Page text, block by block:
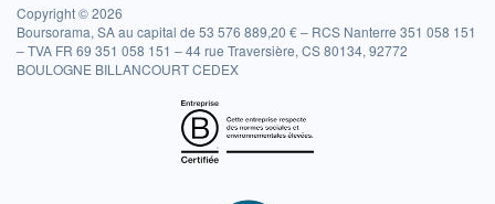
Copyright © 2026
Boursorama, SA au capital de 53 576 889,20 € – RCS Nanterre 351 058 151
– TVA FR 69 351 058 151 – 44 rue Traversière, CS 80134, 92772
BOULOGNE BILLANCOURT CEDEX